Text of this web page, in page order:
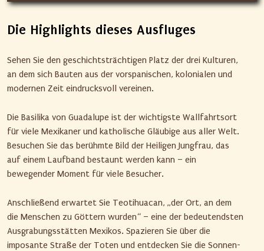
Die Highlights dieses Ausfluges
Sehen Sie den geschichtsträchtigen Platz der drei Kulturen,
an dem sich Bauten aus der vorspanischen, kolonialen und
modernen Zeit eindrucksvoll vereinen.
Die Basilika von Guadalupe ist der wichtigste Wallfahrtsort
für viele Mexikaner und katholische Gläubige aus aller Welt.
Besuchen Sie das berühmte Bild der Heiligen Jungfrau, das
auf einem Laufband bestaunt werden kann – ein
bewegender Moment für viele Besucher.
Anschließend erwartet Sie Teotihuacan, „der Ort, an dem
die Menschen zu Göttern wurden“ – eine der bedeutendsten
Ausgrabungsstätten Mexikos. Spazieren Sie über die
imposante Straße der Toten und entdecken Sie die Sonnen-